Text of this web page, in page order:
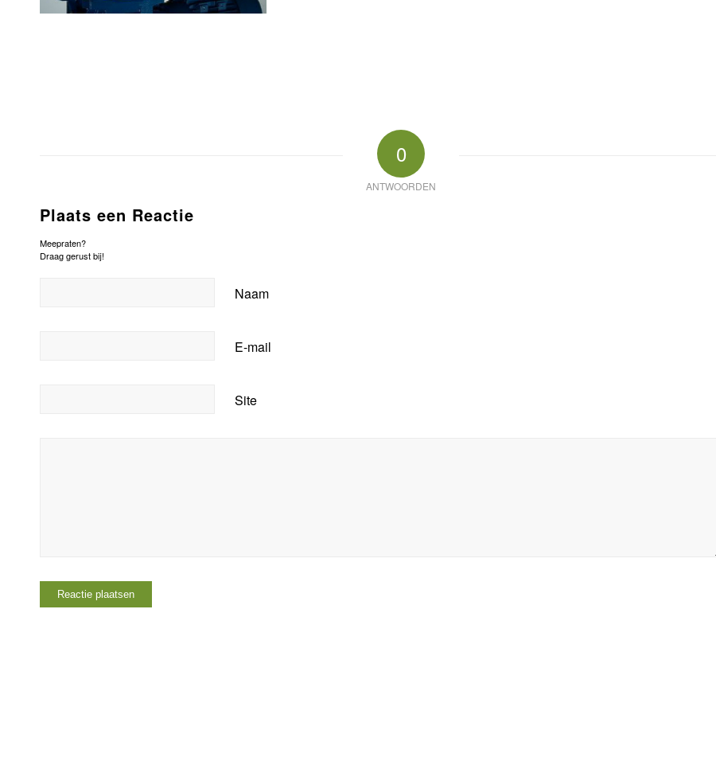
0
ANTWOORDEN
Plaats een Reactie
Meepraten?
Draag gerust bij!
Naam
E-mail
Site